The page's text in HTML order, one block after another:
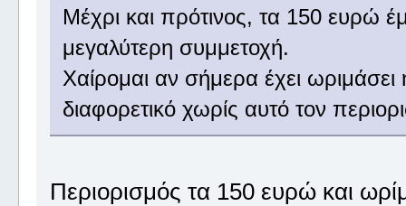
Μέχρι και πρότινος, τα 150 ευρώ
μεγαλύτερη συμμετοχή.
Χαίρομαι αν σήμερα έχει
διαφορετικό χωρίς αυτό τον
Περιορισμός τα 150 ευρώ και